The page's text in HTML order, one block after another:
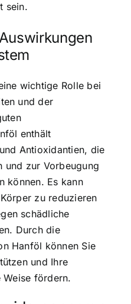
sein.
wichtige Rolle bei
und der
enthält
Antioxidantien, die
und zur Vorbeugung
können. Es kann
zu reduzieren
schädliche
Durch die
Hanföl können Sie
und Ihre
Weise fördern.